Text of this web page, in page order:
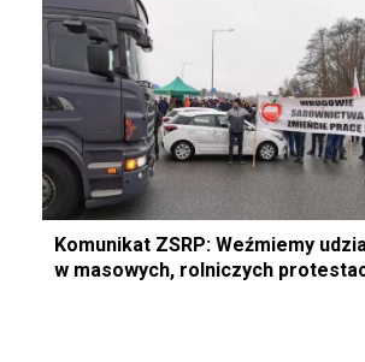
Komunikat ZSRP: Weźmiemy
w masowych, rolniczych